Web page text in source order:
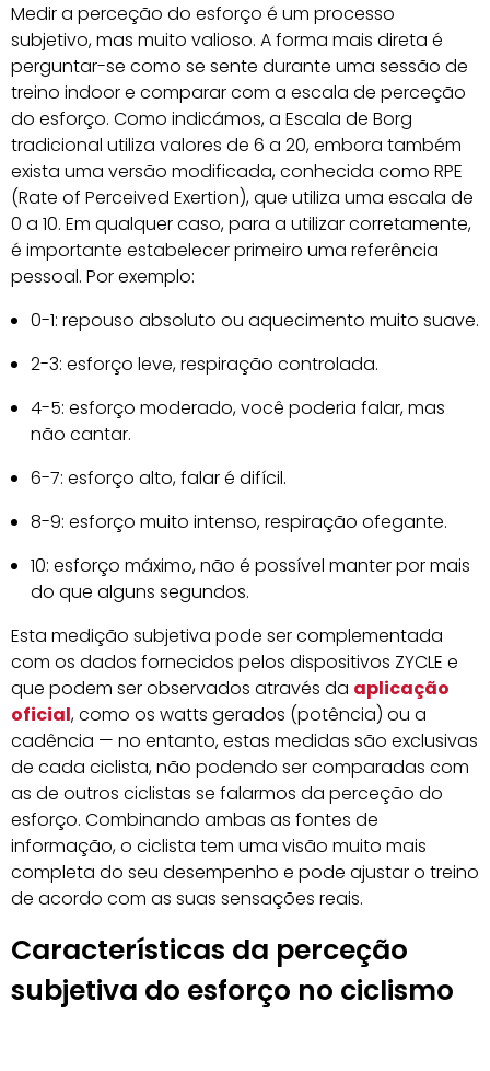
Medir a perceção do esforço é um processo
subjetivo, mas muito valioso. A forma mais direta é
perguntar-se como se sente durante uma sessão de
treino indoor e comparar com a escala de perceção
do esforço. Como indicámos, a Escala de Borg
tradicional utiliza valores de 6 a 20, embora também
exista uma versão modificada, conhecida como RPE
(Rate of Perceived Exertion), que utiliza uma escala de
0 a 10. Em qualquer caso, para a utilizar corretamente,
é importante estabelecer primeiro uma referência
pessoal. Por exemplo:
0-1: repouso absoluto ou aquecimento muito suave.
2-3: esforço leve, respiração controlada.
4-5: esforço moderado, você poderia falar, mas
não cantar.
6-7: esforço alto, falar é difícil.
8-9: esforço muito intenso, respiração ofegante.
10: esforço máximo, não é possível manter por mais
do que alguns segundos.
Esta medição subjetiva pode ser complementada
com os dados fornecidos pelos dispositivos ZYCLE e
que podem ser observados através da aplicação
oficial, como os watts gerados (potência) ou a
cadência — no entanto, estas medidas são exclusivas
de cada ciclista, não podendo ser comparadas com
as de outros ciclistas se falarmos da perceção do
esforço. Combinando ambas as fontes de
informação, o ciclista tem uma visão muito mais
completa do seu desempenho e pode ajustar o treino
de acordo com as suas sensações reais.
Características da perceção
subjetiva do esforço no ciclismo